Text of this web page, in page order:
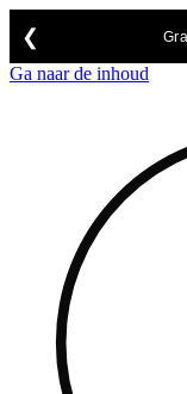
❮
Ga naar de inhoud